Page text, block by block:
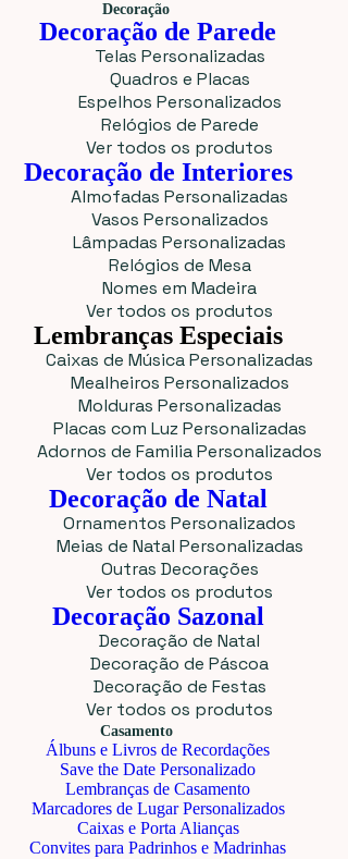
Decoração
Decoração de Parede
Telas Personalizadas
Quadros e Placas
Espelhos Personalizados
Relógios de Parede
Ver todos os produtos
Decoração de Interiores
Almofadas Personalizadas
Vasos Personalizados
Lâmpadas Personalizadas
Relógios de Mesa
Nomes em Madeira
Ver todos os produtos
Lembranças Especiais
Caixas de Música Personalizadas
Mealheiros Personalizados
Molduras Personalizadas
Placas com Luz Personalizadas
Adornos de Familia Personalizados
Ver todos os produtos
Decoração de Natal
Ornamentos Personalizados
Meias de Natal Personalizadas
Outras Decorações
Ver todos os produtos
Decoração Sazonal
Decoração de Natal
Decoração de Páscoa
Decoração de Festas
Ver todos os produtos
Casamento
Álbuns e Livros de Recordações
Save the Date Personalizado
Lembranças de Casamento
Marcadores de Lugar Personalizados
Caixas e Porta Alianças
Convites para Padrinhos e Madrinhas